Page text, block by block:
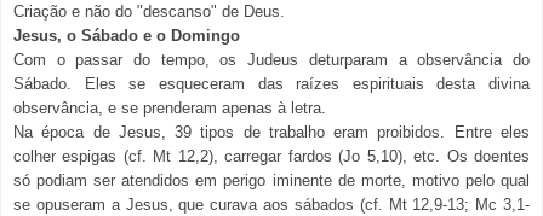
Criação e não do "descanso" de Deus.
Jesus, o Sábado e o Domingo
Com o passar do tempo, os Judeus deturparam a observância do
Sábado. Eles se esqueceram das raízes espirituais desta divina
observância, e se prenderam apenas à letra.
Na época de Jesus, 39 tipos de trabalho eram proibidos. Entre eles
colher espigas (cf. Mt 12,2), carregar fardos (Jo 5,10), etc. Os doentes
só podiam ser atendidos em perigo iminente de morte, motivo pelo qual
se opuseram a Jesus, que curava aos sábados (cf. Mt 12,9-13; Mc 3,1-